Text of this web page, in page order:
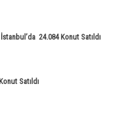
24.084 Konut Satıldı
Satıldı